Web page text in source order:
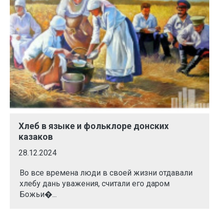
Хлеб в языке и фольклоре донских
казаков
28.12.2024
Во все времена люди в своей жизни отдавали
хлебу дань уважения, считали его даром
Божьи�...